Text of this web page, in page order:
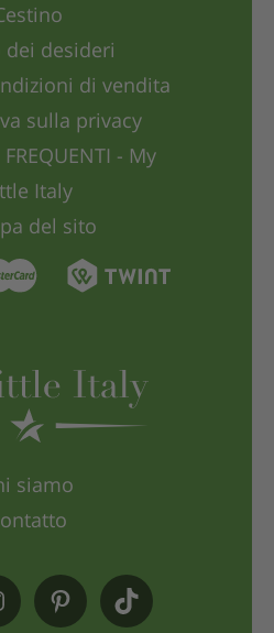
dei desideri
di vendita
sulla privacy
- My
Italy
del sito
siamo